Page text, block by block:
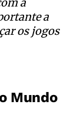
a
a
os jogos
Mundo